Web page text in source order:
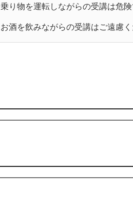
乗り物を運転しながらの受講は危
お酒を飲みながらの受講はご遠慮く